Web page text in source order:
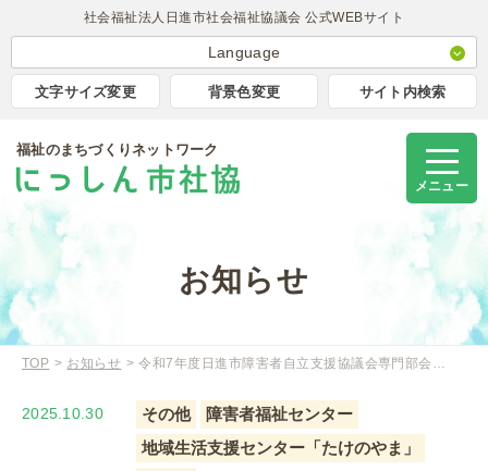
社会福祉法人日進市社会福祉協議会 公式WEBサイト
Language
日本語
簡体中文
Korea
文字サイズ変更 背景色変更 サイト内検索
福祉のまちづくりネットワーク
メニュー
お知らせ
TOP お知らせ 令和7年度日進市障害者自立支援協議会専門部会…
2025.10.30 その他
障害者福祉センター
地域生活支援センター「たけのやま」